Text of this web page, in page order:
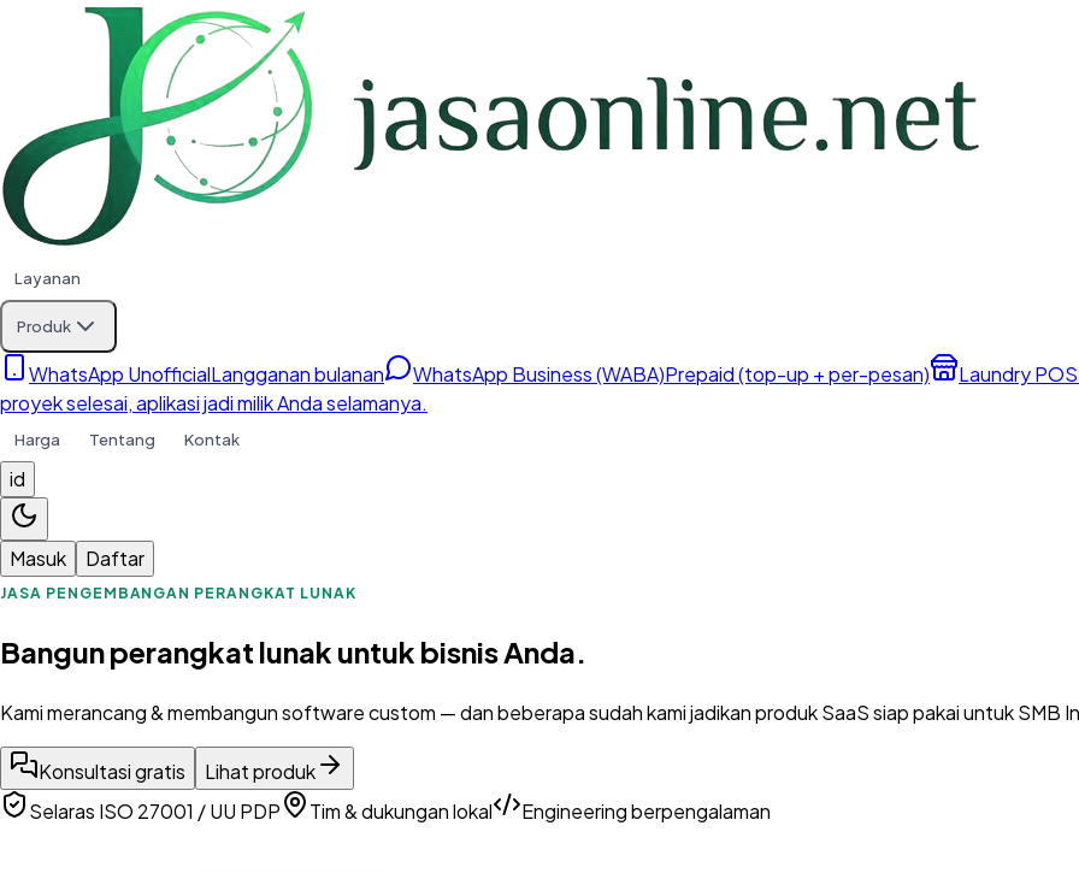
Layanan
Produk
WhatsApp UnofficialLangganan bulanan WhatsApp Business (WABA)Prepaid (top-up + per-pesan) Laundry POS
proyek selesai, aplikasi jadi milik Anda selamanya.
Harga Tentang Kontak
id
Masuk Daftar
JASA PENGEMBANGAN PERANGKAT LUNAK
Bangun perangkat lunak untuk bisnis Anda.
Kami merancang & membangun software custom — dan beberapa sudah kami jadikan produk SaaS siap pakai untuk SMB
Konsultasi gratis
Lihat produk
Selaras ISO 27001 / UU PDP
Tim & dukungan lokal Engineering berpengalaman